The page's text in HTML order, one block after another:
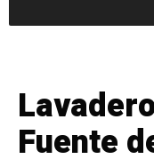
Fuente